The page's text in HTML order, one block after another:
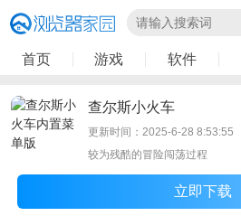
首页 游戏 软件
查尔斯小火车
更新时间：2025-6-28 8:53:55
较为残酷的冒险闯荡过程
立即下载